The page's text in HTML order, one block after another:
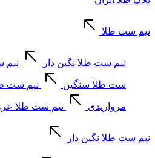
نیم ست طلا
نیم ست طلا نگین دار نیم
ست طلا سنگین نیم ست
مرواریدی نیم ست طلا
نیم ست طلا نگین دار